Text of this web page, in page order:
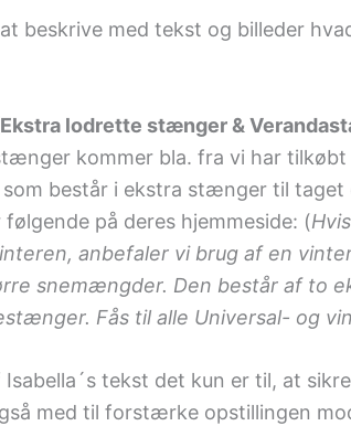
beskrive med tekst og billeder
lodrette stænger &
kommer bla. fra vi har
som består i ekstra stænger til taget
følgende på deres hjemmeside: (
anbefaler vi brug af en
snemængder. Den består af to
Fås til alle Universal- og
tekst det kun er til, at
med til forstærke opstillingen